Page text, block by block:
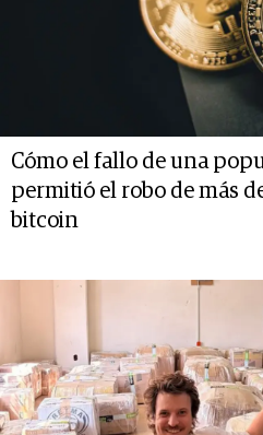
Cómo el fallo de una
permitió el robo de más
bitcoin